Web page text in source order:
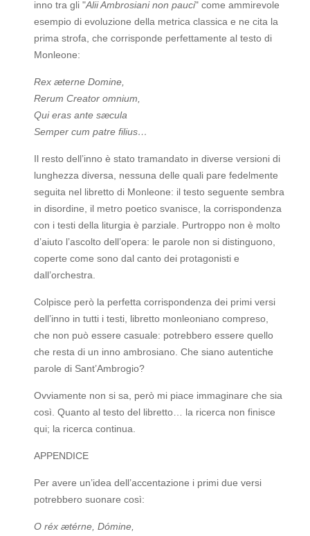
inno tra gli "Alii Ambrosiani non pauci" come ammirevole
esempio di evoluzione della metrica classica e ne cita la
prima strofa, che corrisponde perfettamente al testo di
Monleone:
Rex æterne Domine,
Rerum Creator omnium,
Qui eras ante sæcula
Semper cum patre filius…
Il resto dell’inno è stato tramandato in diverse versioni di
lunghezza diversa, nessuna delle quali pare fedelmente
seguita nel libretto di Monleone: il testo seguente sembra
in disordine, il metro poetico svanisce, la corrispondenza
con i testi della liturgia è parziale. Purtroppo non è molto
d’aiuto l’ascolto dell’opera: le parole non si distinguono,
coperte come sono dal canto dei protagonisti e
dall’orchestra.
Colpisce però la perfetta corrispondenza dei primi versi
dell’inno in tutti i testi, libretto monleoniano compreso,
che non può essere casuale: potrebbero essere quello
che resta di un inno ambrosiano. Che siano autentiche
parole di Sant’Ambrogio?
Ovviamente non si sa, però mi piace immaginare che sia
così. Quanto al testo del libretto… la ricerca non finisce
qui; la ricerca continua.
APPENDICE
Per avere un’idea dell’accentazione i primi due versi
potrebbero suonare così:
O réx ætérne, Dómine,